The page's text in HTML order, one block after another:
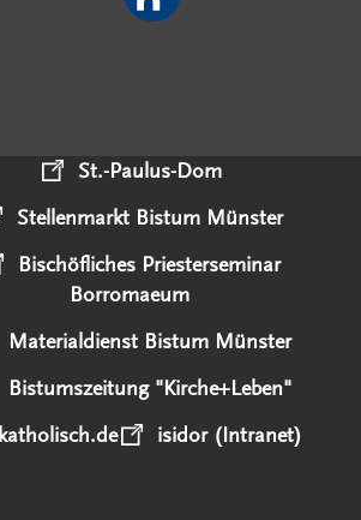
St.-Paulus-Dom
Stellenmarkt Bistum Münster
Bischöfliches Priesterseminar
Borromaeum
Materialdienst Bistum Münster
Bistumszeitung "Kirche+Leben"
katholisch.de
isidor (Intranet)